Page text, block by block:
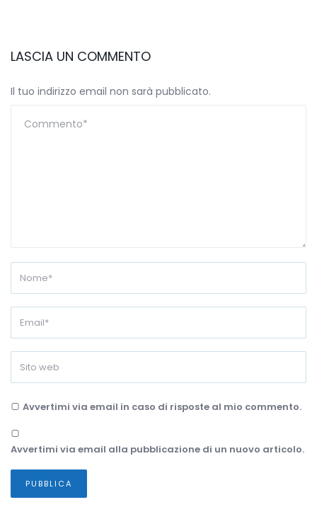
LASCIA UN COMMENTO
Il tuo indirizzo email non sarà pubblicato.
Avvertimi via email in caso di risposte al mio commento.
Avvertimi via email alla pubblicazione di un nuovo articolo.